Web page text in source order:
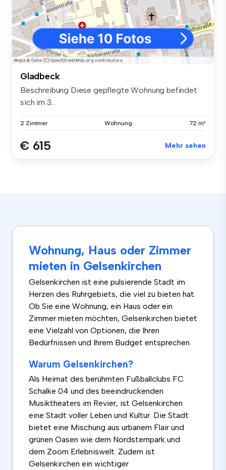
Gladbeck
Beschreibung Diese gepflegte Wohnung befindet
sich im 3...
2 Zimmer Wohnung 72 m²
€ 615 Mehr sehen
Wohnung, Haus oder Zimmer
mieten in Gelsenkirchen
Gelsenkirchen ist eine pulsierende Stadt im
Herzen des Ruhrgebiets, die viel zu bieten hat.
Ob Sie eine Wohnung, ein Haus oder ein
Zimmer mieten möchten, Gelsenkirchen bietet
eine Vielzahl von Optionen, die Ihren
Bedürfnissen und Ihrem Budget entsprechen.
Warum Gelsenkirchen?
Als Heimat des berühmten Fußballclubs FC
Schalke 04 und des beeindruckenden
Musiktheaters im Revier, ist Gelsenkirchen
eine Stadt voller Leben und Kultur. Die Stadt
bietet eine Mischung aus urbanem Flair und
grünen Oasen wie dem Nordsternpark und
dem Zoom Erlebniswelt. Zudem ist
Gelsenkirchen ein wichtiger